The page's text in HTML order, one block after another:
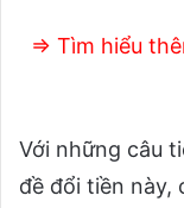
⇒ Tìm hiểu
Với những câu
đề đổi tiền này,